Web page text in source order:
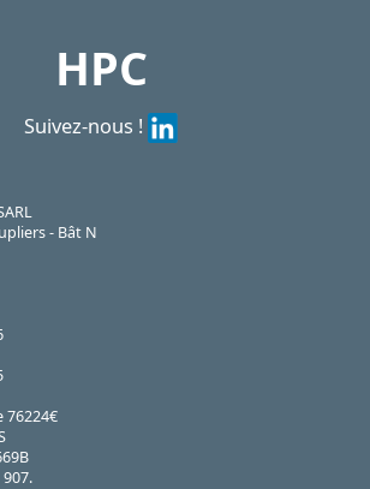
HPC
Suivez-nous !
- Bât N
76224€
907.